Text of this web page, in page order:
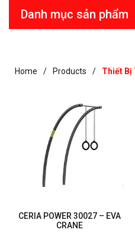
Danh mục sản phẩm
Home Products Thiết Bị
CERIA POWER 30027 – EVA
CRANE